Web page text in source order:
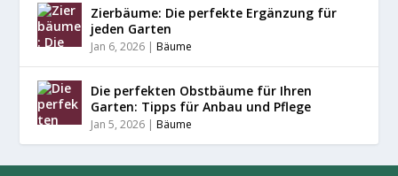
Zierbäume: Die perfekte Ergänzung für
jeden Garten
Jan 6, 2026 |Bäume
Die perfekten Obstbäume für Ihren
Garten: Tipps für Anbau und Pflege
Jan 5, 2026 |Bäume